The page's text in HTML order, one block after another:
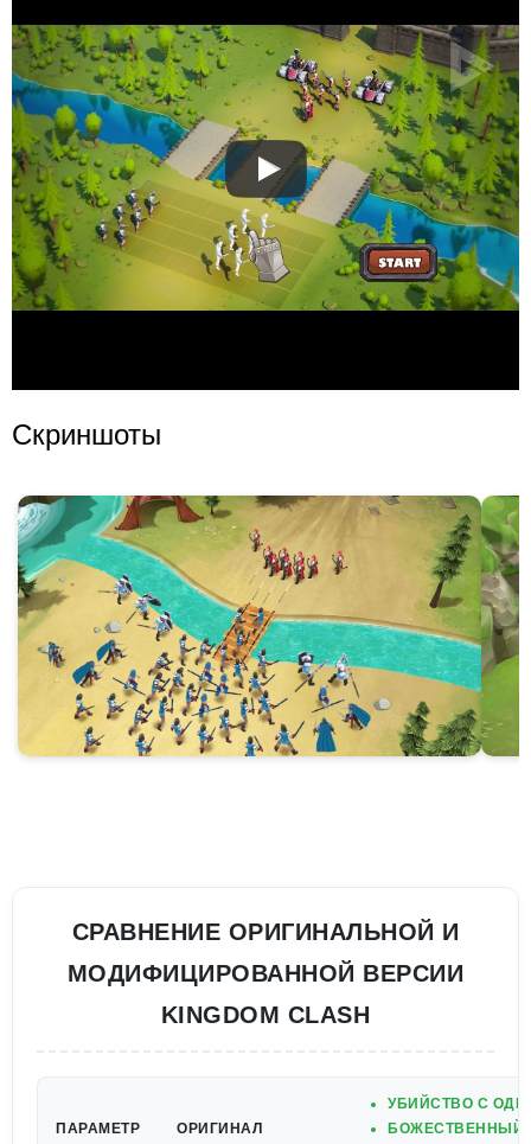
Скриншоты
СРАВНЕНИЕ ОРИГИНАЛЬНОЙ И
МОДИФИЦИРОВАННОЙ ВЕРСИИ
KINGDOM CLASH
ПАРАМЕТР ОРИГИНАЛ
УБИЙСТВО С
БОЖЕСТВЕННЫЙ